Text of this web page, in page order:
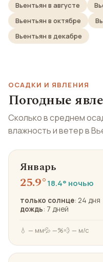
Вьентьян в августе
Вьентьян в октябре
Вьентьян в декабре
ОСАДКИ И ЯВЛЕНИЯ
Погодные
Сколько в среднем
влажность и ветер в
Январь
25.9°18.4° ночью
только солнце: 24 дня
дождь: 7 дней
💧 — мм💦 —%💨 — м/с